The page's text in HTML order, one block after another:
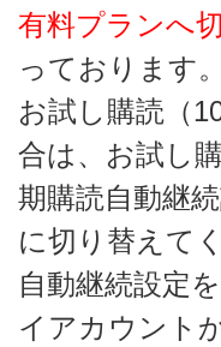
有料プランへ
っております
お試し購読（
合は、お試し
期購読自動継
に切り替えて
自動継続設定
イアカウント